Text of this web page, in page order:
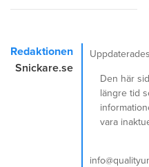
Redaktionen
Snickare.se
Den här
längre tid
vara